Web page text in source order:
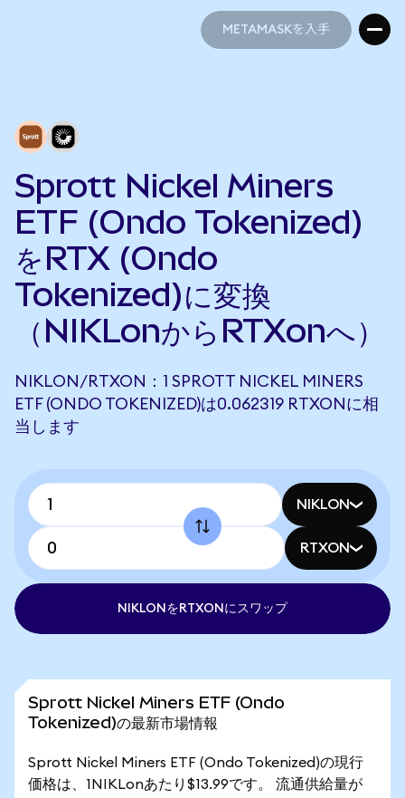
METAMASKを入手
Sprott Nickel Miners
ETF (Ondo Tokenized)
をRTX (Ondo
Tokenized)に変換
（NIKLonからRTXonへ）
NIKLON/RTXON：1 SPROTT NICKEL MINERS
ETF (ONDO TOKENIZED)は0.062319 RTXONに相
当します
NIKLON
RTXON
NIKLONをRTXONにスワップ
Sprott Nickel Miners ETF (Ondo
Tokenized)の最新市場情報
Sprott Nickel Miners ETF (Ondo Tokenized)の現行
価格は、1NIKLonあたり$13.99です。 流通供給量が